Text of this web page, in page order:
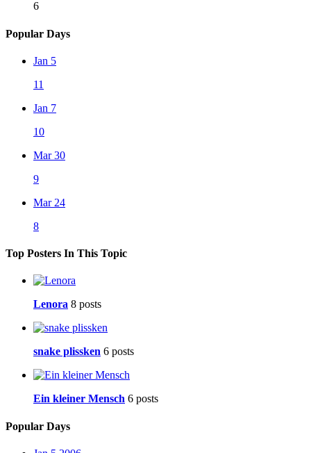
6
Popular Days
Jan 5
11
Jan 7
10
Mar 30
9
Mar 24
8
Top Posters In This Topic
Lenora 8 posts
snake plissken 6 posts
Ein kleiner Mensch 6 posts
Popular Days